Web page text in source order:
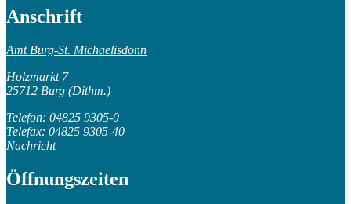
Anschrift
Amt Burg-St. Michaelisdonn
Holzmarkt 7
25712 Burg (Dithm.)
Telefon: 04825 9305-0
Telefax: 04825 9305-40
Nachricht
Öffnungszeiten